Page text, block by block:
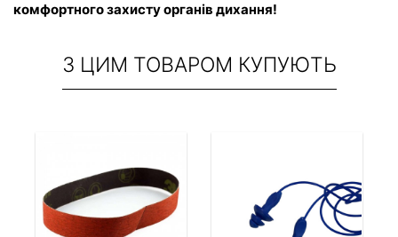
комфортного захисту органів дихання!
З ЦИМ ТОВАРОМ КУПУЮТЬ